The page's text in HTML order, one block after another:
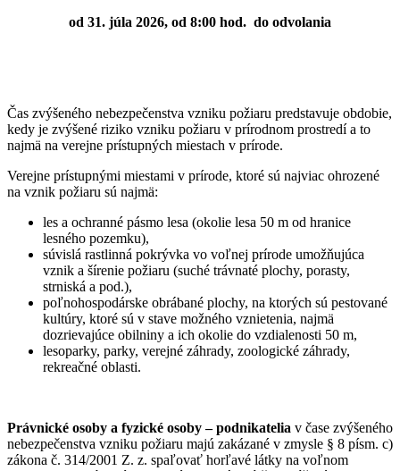
od 31. júla 2026, od 8:00 hod. do odvolania
Čas zvýšeného nebezpečenstva vzniku požiaru predstavuje obdobie,
kedy je zvýšené riziko vzniku požiaru v prírodnom prostredí a to
najmä na verejne prístupných miestach v prírode.
Verejne prístupnými miestami v prírode, ktoré sú najviac ohrozené
na vznik požiaru sú najmä:
les a ochranné pásmo lesa (okolie lesa 50 m od hranice
lesného pozemku),
súvislá rastlinná pokrývka vo voľnej prírode umožňujúca
vznik a šírenie požiaru (suché trávnaté plochy, porasty,
strniská a pod.),
poľnohospodárske obrábané plochy, na ktorých sú pestované
kultúry, ktoré sú v stave možného vznietenia, najmä
dozrievajúce obilniny a ich okolie do vzdialenosti 50 m,
lesoparky, parky, verejné záhrady, zoologické záhrady,
rekreačné oblasti.
Právnické osoby a fyzické osoby – podnikatelia v čase zvýšeného
nebezpečenstva vzniku požiaru majú zakázané v zmysle § 8 písm. c)
zákona č. 314/2001 Z. z. spaľovať horľavé látky na voľnom